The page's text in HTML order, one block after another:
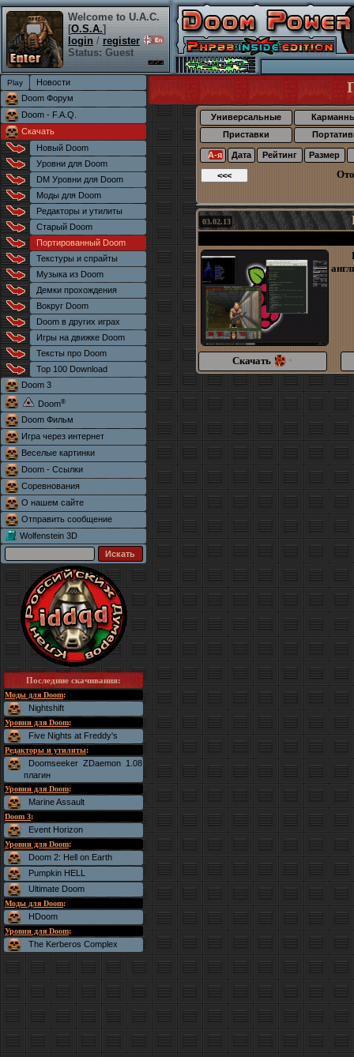
Welcome to U.A.C.
[O.S.A.]
login / register
Status: Guest
Новости
Doom Форум
Doom - F.A.Q.
Скачать
Новый Doom
Уровни для Doom
DM Уровни для Doom
Моды для Doom
Редакторы и утилиты
Старый Doom
Портированный Doom
Текстуры и спрайты
Музыка из Doom
Демки прохождения
Вокруг Doom
Doom в других играх
Игры на движке Doom
Тексты про Doom
Top 100 Download
Doom 3
Doom®
Doom Фильм
Игра через интернет
Веселые картинки
Doom - Ссылки
Соревнования
О нашем сайте
Отправить сообщение
Wolfenstein 3D
Последние скачивания:
Моды для Doom:
Nightshift
Уровни для Doom:
Five Nights at Freddy's
Редакторы и утилиты:
Doomseeker ZDaemon 1.08
плагин
Уровни для Doom:
Marine Assault
Doom 3:
Event Horizon
Уровни для Doom:
Doom 2: Hell on Earth
Pumpkin HELL
Ultimate Doom
Моды для Doom:
HDoom
Уровни для Doom:
The Kerberos Complex
Универсальные
Приставки
А-я Дата Рейтинг Размер
03.02.13
Скачать *